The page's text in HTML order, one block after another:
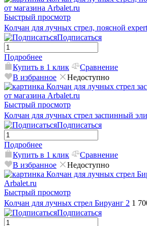
Быстрый просмотр
Колчан для лучных стрел, поясной
Подписаться
Подробнее
Купить в 1 клик
Сравнение
В избранное
Недоступно
Быстрый просмотр
Колчан для лучных стрел заспинный
Подписаться
Подробнее
Купить в 1 клик
Сравнение
В избранное
Недоступно
Быстрый просмотр
Колчан для лучных стрел Бируанг 2 1
Подписаться